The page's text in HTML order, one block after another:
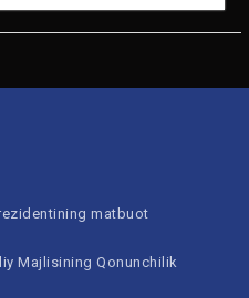
99951 n
64734 n
matbuot
Majlisining Qonunchilik